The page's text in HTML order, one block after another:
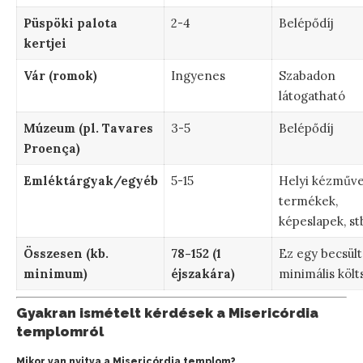
Püspöki palota
kertjei
2-4 Belépődíj
Vár (romok) Ingyenes
Szabadon
látogatható
Múzeum (pl. Tavares
Proença)
3-5 Belépődíj
Emléktárgyak/egyéb 5-15
Helyi
termékek,
képeslapek,
Összesen (kb.
minimum)
78-152 (1
éjszakára)
Ez egy becsült
minimális
Gyakran ismételt kérdések a Misericórdia
templomról